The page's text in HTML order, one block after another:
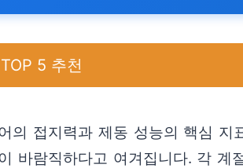
5 추천
의 접지력과 제동 성능의 핵심
바람직하다고 여겨집니다. 각